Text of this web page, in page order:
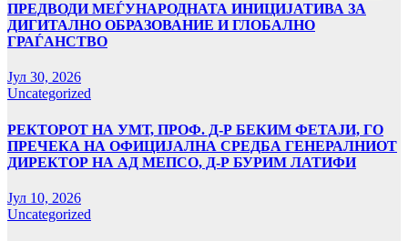
ПРЕДВОДИ МЕЃУНАРОДНАТА ИНИЦИЈАТИВА ЗА
ДИГИТАЛНО ОБРАЗОВАНИЕ И ГЛОБАЛНО
ГРАЃАНСТВО
Јул 30, 2026
Uncategorized
РЕКТОРОТ НА УМТ, ПРОФ. Д-Р БЕКИМ ФЕТАЈИ, ГО
ПРЕЧЕКА НА ОФИЦИЈАЛНА СРЕДБА ГЕНЕРАЛНИОТ
ДИРЕКТОР НА АД МЕПСО, Д-Р БУРИМ ЛАТИФИ
Јул 10, 2026
Uncategorized